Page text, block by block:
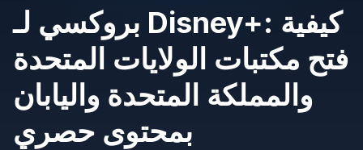
بروكسي لـ Disney+: كيفية
فتح مكتبات الولايات المتحدة
والمملكة المتحدة واليابان
بمحتوى حصري